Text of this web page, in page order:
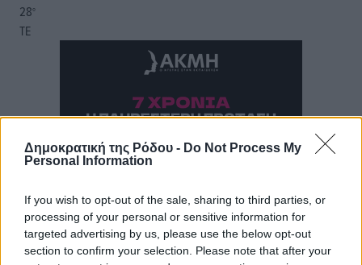
Δημοκρατική της Ρόδου - Do Not Process My
Personal Information
If you wish to opt-out of the sale, sharing to third parties, or
processing of your personal or sensitive information for
targeted advertising by us, please use the below opt-out
section to confirm your selection. Please note that after your
28°
ΤΕ